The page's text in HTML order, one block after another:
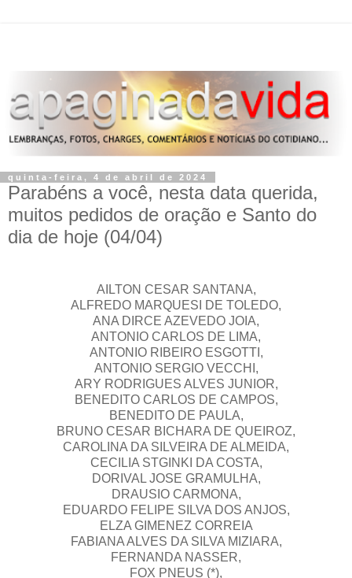
quinta-feira, 4 de abril de 2024
Parabéns a você, nesta data querida,
muitos pedidos de oração e Santo do
dia de hoje (04/04)
AILTON CESAR SANTANA,
ALFREDO MARQUESI DE TOLEDO,
ANA DIRCE AZEVEDO JOIA,
ANTONIO CARLOS DE LIMA,
ANTONIO RIBEIRO ESGOTTI,
ANTONIO SERGIO VECCHI,
ARY RODRIGUES ALVES JUNIOR,
BENEDITO CARLOS DE CAMPOS,
BENEDITO DE PAULA,
BRUNO CESAR BICHARA DE QUEIROZ,
CAROLINA DA SILVEIRA DE ALMEIDA,
CECILIA STGINKI DA COSTA,
DORIVAL JOSE GRAMULHA,
DRAUSIO CARMONA,
EDUARDO FELIPE SILVA DOS ANJOS,
ELZA GIMENEZ CORREIA
FABIANA ALVES DA SILVA MIZIARA,
FERNANDA NASSER,
FOX PNEUS (*),